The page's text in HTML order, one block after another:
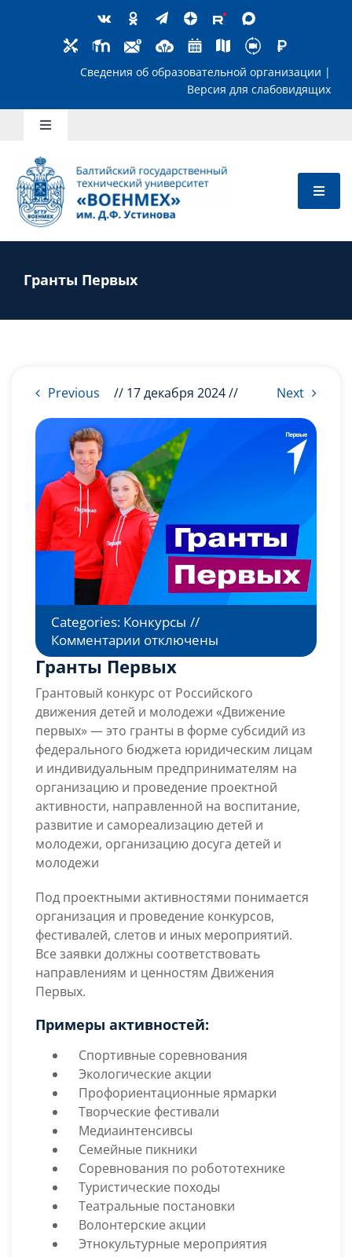
Сведения об образовательной
Toggle
Школьникам
Абитуриентам
Преподавателям
Партнерам
НИОКР
Гранты Первых
Previous Next
// 17 декабря 2024 //
Categories: Конкурсы //
Комментарии к
записи
Гранты
Первых
отключены
Гранты Первых
Грантовый конкурс от Российского
движения детей и молодежи «Движение
первых»— это гранты в форме субсидий из
федерального бюджета юридическим лицам
и индивидуальным предпринимателям на
организацию и проведение проектной
активности, направленной на воспитание,
развитие и самореализацию детей и
молодежи, организацию досуга детей и
молодежи
Под проектными активностями понимается
организация и проведение конкурсов,
фестивалей, слетов и иных мероприятий.
Все заявки должны соответствовать
направлениям и ценностям Движения
Первых.
Примеры активностей:
Спортивные соревнования
Экологические акции
Профориентационные ярмарки
Творческие фестивали
Медиаинтенсивcы
Семейные пикники
Соревнования по робототехнике
Туристические походы
Театральные постановки
Волонтерские акции
Этнокультурные мероприятия